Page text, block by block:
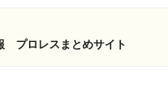
プロレスまとめサイト